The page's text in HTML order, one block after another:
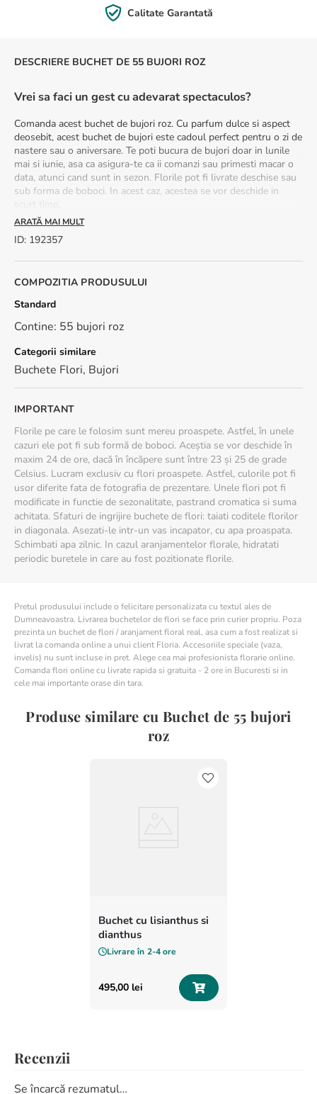
Plată Securizată
DESCRIERE BUCHET DE 55 BUJORI ROZ
Vrei sa faci un gest cu adevarat spectaculos?
Comanda acest buchet de bujori roz. Cu parfum dulce si aspect
deosebit, acest buchet de bujori este cadoul perfect pentru o zi de
nastere sau o aniversare. Te poti bucura de bujori doar in lunile
mai si iunie, asa ca asigura-te ca ii comanzi sau primesti macar o
data, atunci cand sunt in sezon. Florile pot fi livrate deschise sau
sub forma de boboci. In acest caz, acestea se vor deschide in
o felicitare cadou
Curata frunzele si taie coditele florilor in diagonala inainte sa le
pui in apa. Asigura-te ca vasul este rezistent si incapator.
Asigura-te ca frunzele nu ajung in apa. Asaza vasul intr-un loc
Schimba apa zilnic.
buchetele cu bujori sunt disponibile in perioada
aprilie-iunie.
ușor față de fotografiile de prezentare, în funcție de
disponibilitatea din atelier.
ARATĂ MAI MULT
ID: 192357
COMPOZITIA PRODUSULUI
Standard
Contine: 55 bujori roz
Categorii similare
Buchete Flori, Bujori
IMPORTANT
Florile pe care le folosim sunt mereu proaspete. Astfel, în unele
cazuri ele pot fi sub formă de boboci. Aceștia se vor deschide în
maxim 24 de ore, dacă în încăpere sunt între 23 și 25 de grade
Celsius. Lucram exclusiv cu flori proaspete. Astfel, culorile pot fi
usor diferite fata de fotografia de prezentare. Unele flori pot fi
modificate in functie de sezonalitate, pastrand cromatica si suma
achitata. Sfaturi de ingrijire buchete de flori: taiati coditele florilor
in diagonala. Asezati-le intr-un vas incapator, cu apa proaspata.
Schimbati apa zilnic. In cazul aranjamentelor florale, hidratati
periodic buretele in care au fost pozitionate florile.
Pretul produsului include o felicitare personalizata cu textul ales de
Dumneavoastra. Livrarea buchetelor de flori se face prin curier propriu. Poza
prezinta un buchet de flori / aranjament floral real, asa cum a fost realizat si
livrat la comanda online a unui client Floria. Accesoriile speciale (vaza,
invelis) nu sunt incluse in pret. Alege cea mai profesionista florarie online.
Comanda flori online cu livrate rapida si gratuita - 2 ore in Bucuresti si in
cele mai importante orase din tara.
Produse similare cu Buchet de 55 bujori
roz
Buchet cu lisianthus si
dianthus
Livrare în 2-4 ore
495,00 lei
Recenzii
Se încarcă rezumatul…